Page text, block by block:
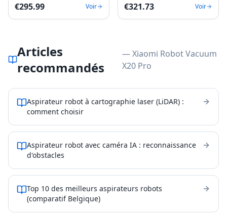
€295.99 Voir €321.73 Voir
Articles
recommandés
— Xiaomi Robot Vacuum
X20 Pro
Aspirateur robot à cartographie laser (LiDAR) :
comment choisir
Aspirateur robot avec caméra IA : reconnaissance
d'obstacles
Top 10 des meilleurs aspirateurs robots
(comparatif Belgique)